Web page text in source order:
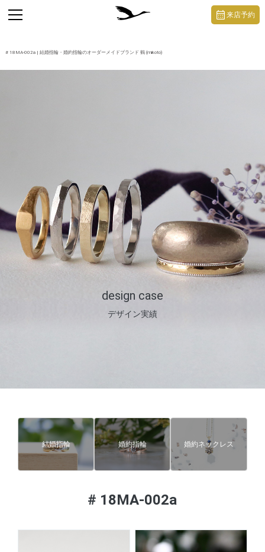
# 18MA-002a| 結婚指輪・婚約指輪のオーダーメイドブランド 鶴 (mikoto)
design case
デザイン実績
toggle
navigation
来店予約
結婚指輪 婚約指輪 婚約ネックレス
# 18MA-002a